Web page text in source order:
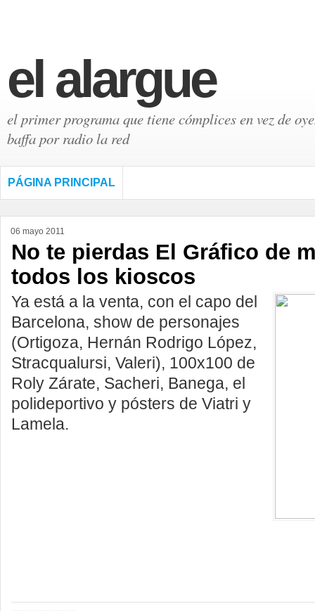
el alargue
el primer programa que tiene cómplices en vez de
baffa por radio la red
PÁGINA PRINCIPAL
06 mayo 2011
No te pierdas El Gráfico de
todos los kioscos
Ya está a la venta, con el capo del
Barcelona, show de personajes
(Ortigoza, Hernán Rodrigo López,
Stracqualursi, Valeri), 100x100 de
Roly Zárate, Sacheri, Banega, el
polideportivo y pósters de Viatri y
Lamela.